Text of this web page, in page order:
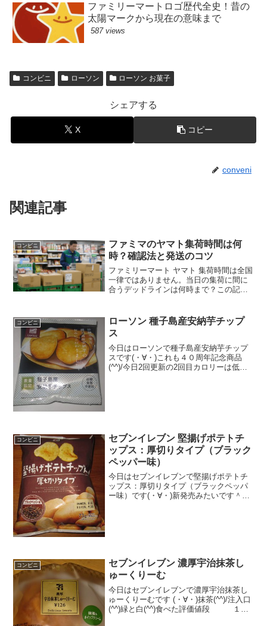
ファミリーマートロゴ歴代全史！昔の
太陽マークから現在の意味まで
587 views
コンビニ ローソン ローソン お菓子
シェアする
X コピー
conveni
関連記事
コンビニ
ファミマのヤマト集荷時間は何
時？確認法と発送のコツ
ファミリーマート ヤマト 集荷時間は全国
一律ではありません。当日の集荷に間に
合うデッドラインは何時まで？この記事
とし穴、クール便や着払いなど送れない
荷物について解説します。
コンビニ
ローソン 種子島産安納芋チップ
ス
今日はローソンで種子島産安納芋チップ
スです(・∀・)これも４０周年記念商品
(^^)/今日2回更新の2回目カロリーは低い
コンビニ
セブンイレブン 堅揚げポテトチ
ップス：厚切りタイプ（ブラック
ペッパー味）
今日はセブンイレブンで堅揚げポテトチ
ップス：厚切りタイプ（ブラックペッパ
ー味）です(・∀・)新発売みたいです＾＾
コンビニ
セブンイレブン 濃厚宇治抹茶し
ゅーくりーむ
今日はセブンイレブンで濃厚宇治抹茶し
ゅーくりーむです (・∀・)抹茶(^^)/注入口
(^^)緑と白(^^)食べた評価値段 １２